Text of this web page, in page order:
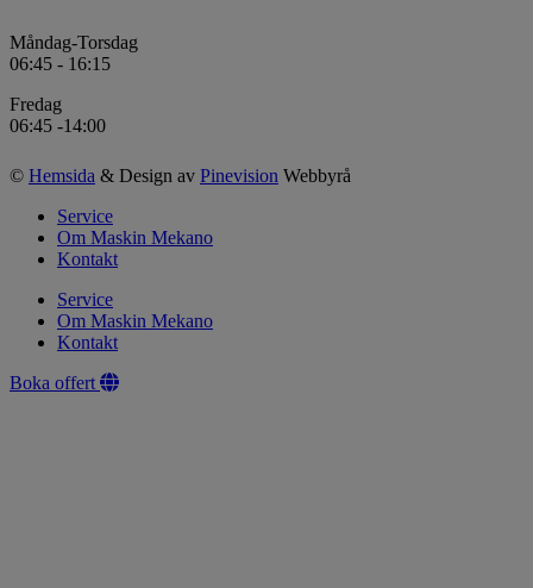
Måndag-Torsdag
06:45 - 16:15
Fredag
06:45 -14:00
© Hemsida & Design av Pinevision Webbyrå
Service
Om Maskin Mekano
Kontakt
Service
Om Maskin Mekano
Kontakt
Boka offert